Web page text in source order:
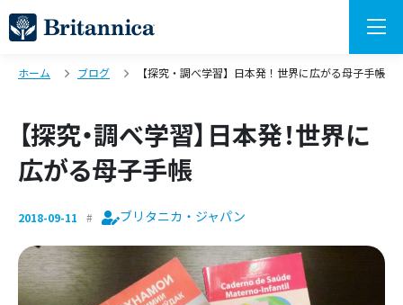
ホーム ブログ 【探究・調べ学習】日本発！世界に広がる母子手帳
【探究・調べ学習】日本発！世界に
広がる母子手帳
2018-09-11 ブリタニカ・ジャパン